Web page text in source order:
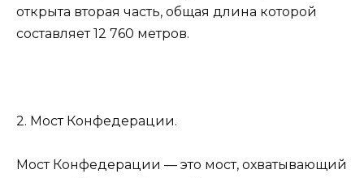
открыта вторая часть, общая длина которой
составляет 12 760 метров.
2. Мост Конфедерации.
Мост Конфедерации — это мост, охватывающий